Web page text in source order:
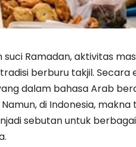
suci Ramadan, aktivitas
berburu takjil. Secara
dalam bahasa Arab
di Indonesia,
sebutan untuk